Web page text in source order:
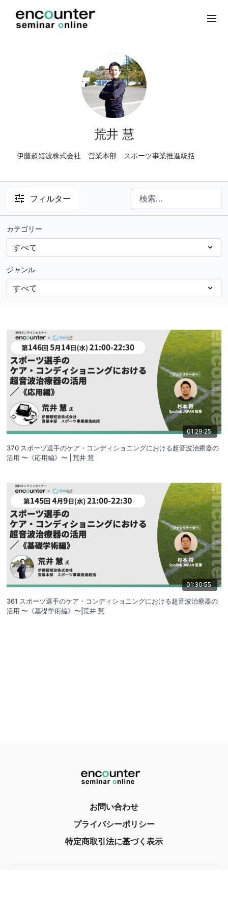
荒井 慧
伊藤超短波株式会社 営業本部 スポーツ事業推進統括
フィルター
カテゴリー
ジャンル
01:29:25
370 スポーツ選手のケア・コンディショニングにおける超音波治療器の
活用 〜《応用編》〜 | 荒井 慧
01:30:55
361 スポーツ選手のケア・コンディショニングにおける超音波治療器の
活用 〜《基礎学術編》〜|荒井 慧
お問い合わせ
プライバシーポリシー
特定商取引法に基づく表示